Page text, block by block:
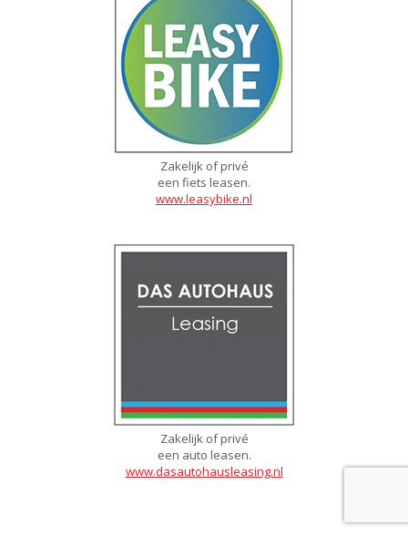
Zakelijk of privé
een fiets leasen.
www.leasybike.nl
Zakelijk of privé
een auto leasen.
www.dasautohausleasing.nl